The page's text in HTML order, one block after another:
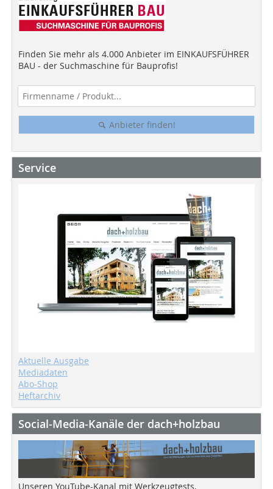
Finden Sie mehr als 4.000 Anbieter im EINKAUFSFÜHRER
BAU - der Suchmaschine für Bauprofis!
Anbieter finden!
Service
Aktuelle Ausgabe
Mediadaten
Abo-Shop
Heftarchiv
Social-Media-Kanäle der dach+holzbau
Unseren YouTube-Kanal mit Werkzeugtests,